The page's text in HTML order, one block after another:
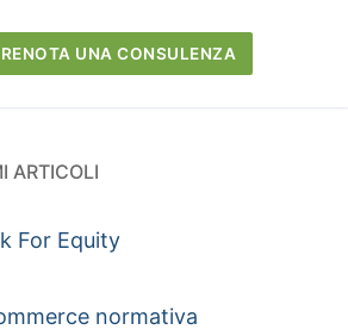
UNA CONSULENZA
ARTICOLI
For Equity
normativa